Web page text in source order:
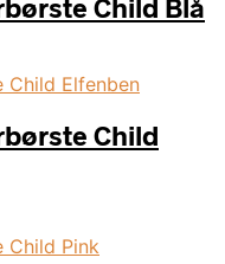
Child Blå
Child